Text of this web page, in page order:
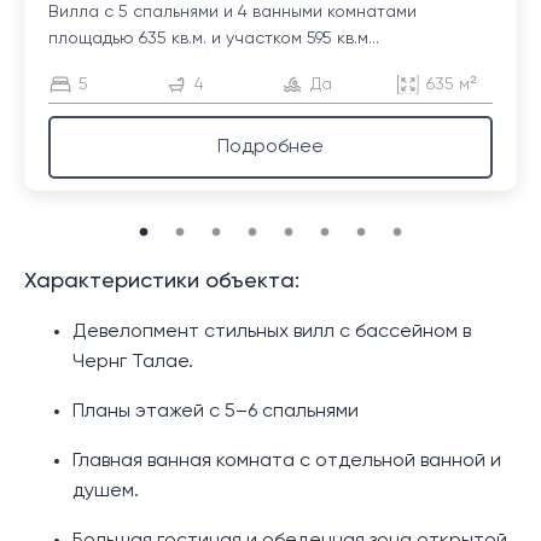
Вилла с 5 спальнями и 4 ванными комнатами
площадью 635 кв.м. и участком 595 кв.м...
5 4 Да 635 м²
Подробнее
Характеристики объекта:
Девелопмент стильных вилл с бассейном в
Чернг Талае.
Планы этажей с 5–6 спальнями
Главная ванная комната с отдельной ванной и
душем.